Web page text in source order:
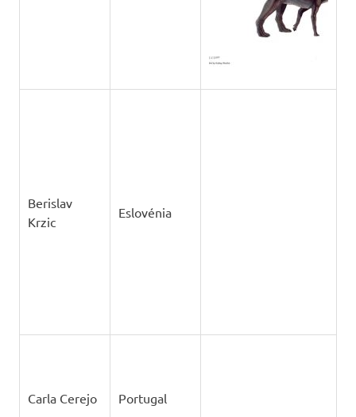
Berislav
Krzic
Eslovénia
Carla Cerejo Portugal